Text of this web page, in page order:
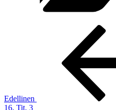
Edellinen
16, Tit. 3